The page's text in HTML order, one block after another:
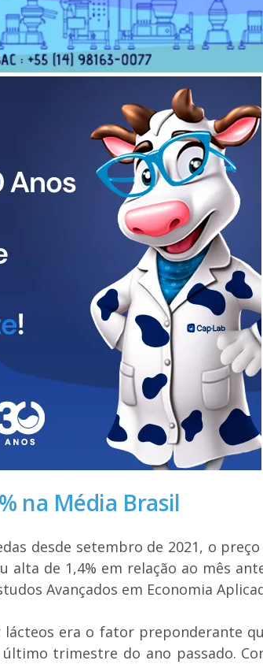
na Média Brasil
desde setembro de 2021, o
de 1,4% em relação ao mês
Avançados em Economia
era o fator preponderante
trimestre do ano passado.